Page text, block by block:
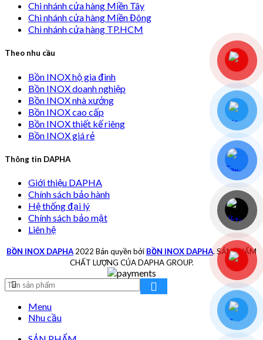
Chi nhánh cửa hàng Miền Tây
Chi nhánh cửa hàng Miền Đông
Chi nhánh cửa hàng TP.HCM
Theo nhu cầu
Bồn INOX hộ gia đình
Bồn INOX doanh nghiệp
Bồn INOX nhà xưởng
Bồn INOX cao cấp
Bồn INOX thiết kế riêng
Bồn INOX giá rẻ
Thông tin DAPHA
Giới thiệu DAPHA
Chính sách bảo hành
Hệ thống đại lý
Chính sách bảo mật
Liên hệ
BỒN INOX DAPHA 2022 Bản quyền bởi BỒN INOX DAPHA. SẢN PHẨM
CHẤT LƯỢNG CỦA DAPHA GROUP.
Menu
Nhu cầu